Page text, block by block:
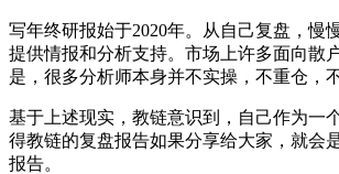
写年终研报始于2020年。从自己复盘，
提供情报和分析支持。市场上许多面向散
是，很多分析师本身并不实操，不重仓，
基于上述现实，教链意识到，自己作为一
得教链的复盘报告如果分享给大家，就会
报告。